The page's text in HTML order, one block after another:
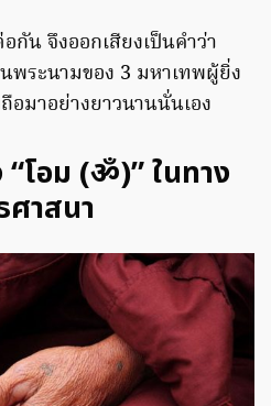
กัน จึงออกเสียงเป็นคำว่า
พระนามของ 3 มหาเทพผู้ยิ่ง
มาอย่างยาวนานนั่นเอง
โอม (ॐ)” ในทาง
าสนา